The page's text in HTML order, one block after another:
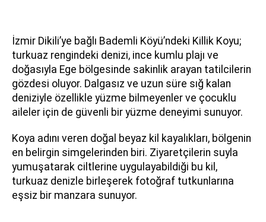
İzmir Dikili’ye bağlı Bademli Köyü’ndeki Killik Koyu;
turkuaz rengindeki denizi, ince kumlu plajı ve
doğasıyla Ege bölgesinde sakinlik arayan tatilcilerin
gözdesi oluyor. Dalgasız ve uzun süre sığ kalan
deniziyle özellikle yüzme bilmeyenler ve çocuklu
aileler için de güvenli bir yüzme deneyimi sunuyor.
Koya adını veren doğal beyaz kil kayalıkları, bölgenin
en belirgin simgelerinden biri. Ziyaretçilerin suyla
yumuşatarak ciltlerine uygulayabildiği bu kil,
turkuaz denizle birleşerek fotoğraf tutkunlarına
eşsiz bir manzara sunuyor.